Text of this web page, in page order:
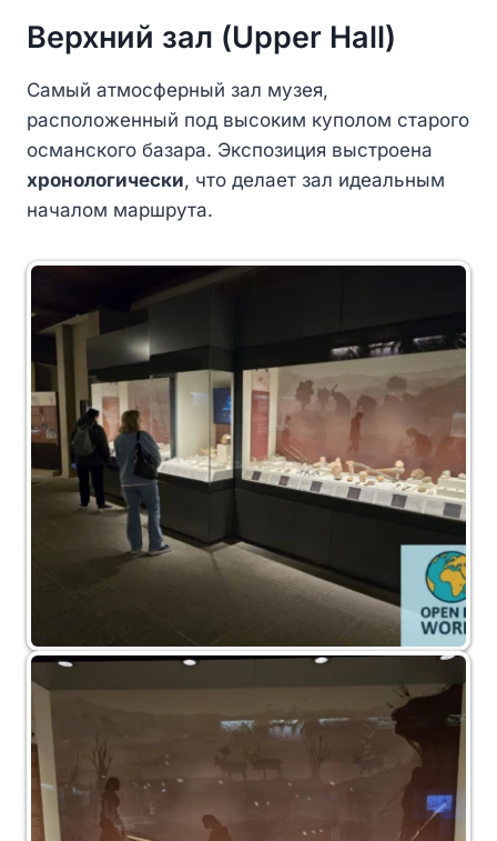
Верхний зал (Upper Hall)
Самый атмосферный зал музея,
расположенный под высоким куполом старого
османского базара. Экспозиция выстроена
хронологически, что делает зал идеальным
началом маршрута.